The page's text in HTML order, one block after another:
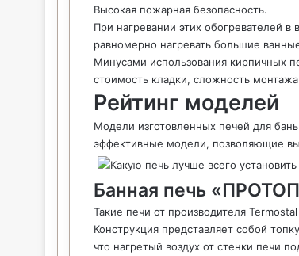
Высокая пожарная безопасность.
При нагревании этих обогревателей
равномерно нагревать большие
Минусами использования кирпичных
стоимость кладки, сложность
Рейтинг моделей
Модели изготовленных печей для
эффективные модели, позволяющие
Банная печь
Такие печи от производителя
Конструкция представляет собой
что нагретый воздух от стенки печи